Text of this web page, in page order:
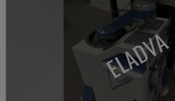
ELADVA